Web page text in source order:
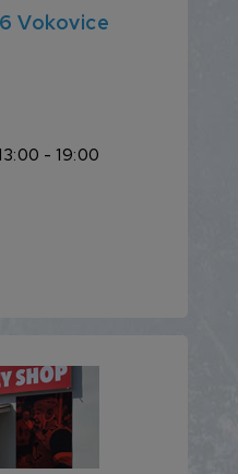
Vokovice
- 19:00